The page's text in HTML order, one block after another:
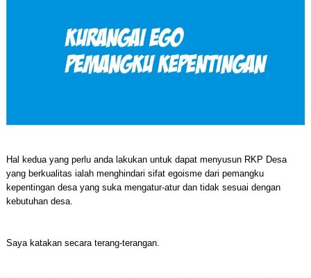
Hal kedua yang perlu anda lakukan untuk dapat menyusun RKP Desa
yang berkualitas ialah menghindari sifat egoisme dari pemangku
kepentingan desa yang suka mengatur-atur dan tidak sesuai dengan
kebutuhan desa.
Saya katakan secara terang-terangan.